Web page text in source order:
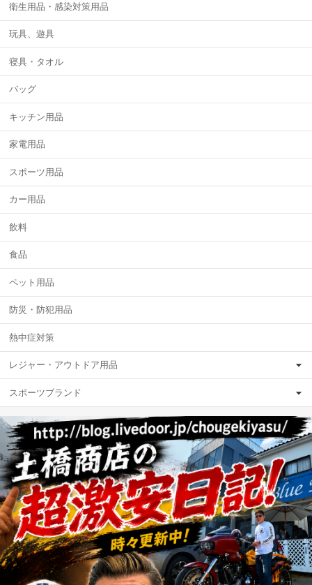
衛生用品・感染対策用品
玩具、遊具
寝具・タオル
バッグ
キッチン用品
家電用品
スポーツ用品
カー用品
飲料
食品
ペット用品
防災・防犯用品
熱中症対策
レジャー・アウトドア用品
スポーツブランド